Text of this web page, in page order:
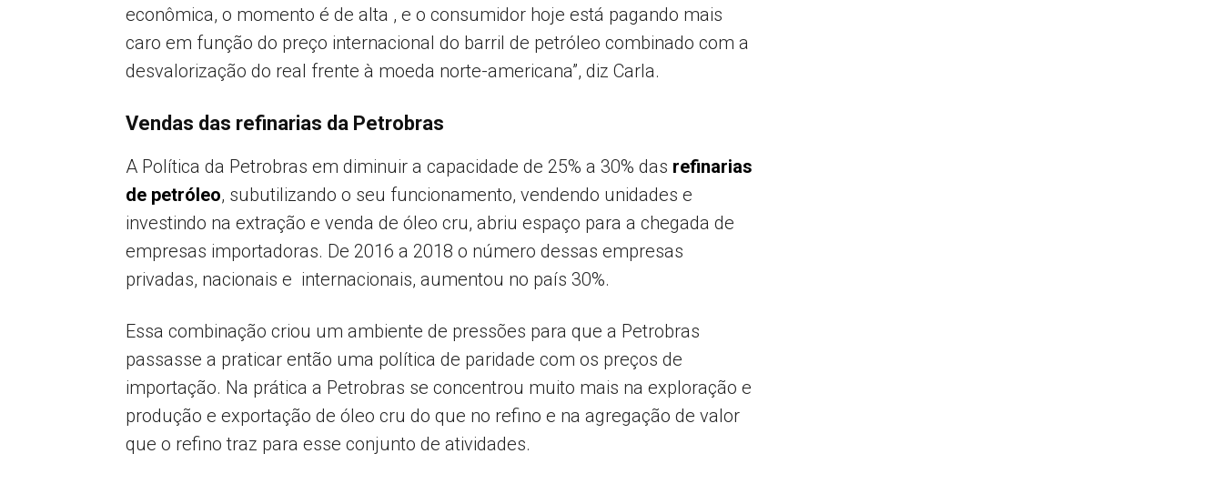
econômica, o momento é de alta , e o consumidor hoje está pagando mais
caro em função do preço internacional do barril de petróleo combinado com a
desvalorização do real frente à moeda norte-americana”, diz Carla.
Vendas das refinarias da Petrobras
A Política da Petrobras em diminuir a capacidade de 25% a 30% das refinarias
de petróleo, subutilizando o seu funcionamento, vendendo unidades e
investindo na extração e venda de óleo cru, abriu espaço para a chegada de
empresas importadoras. De 2016 a 2018 o número dessas empresas
privadas, nacionais e internacionais, aumentou no país 30%.
Essa combinação criou um ambiente de pressões para que a Petrobras
passasse a praticar então uma política de paridade com os preços de
importação. Na prática a Petrobras se concentrou muito mais na exploração e
produção e exportação de óleo cru do que no refino e na agregação de valor
que o refino traz para esse conjunto de atividades.